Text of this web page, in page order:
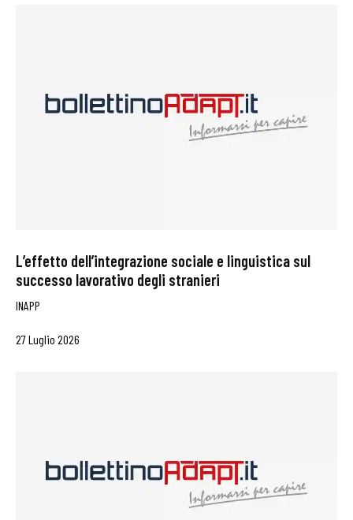
L’effetto dell’integrazione sociale e linguistica sul
successo lavorativo degli stranieri
INAPP
27 Luglio 2026